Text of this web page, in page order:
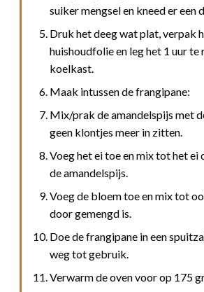
suiker mengsel en kneed er een
Druk het deeg wat plat, verpak
huishoudfolie en leg het 1 uur te
koelkast.
Maak intussen de frangipane:
Mix/prak de amandelspijs met
geen klontjes meer in zitten.
Voeg het ei toe en mix tot het ei
de amandelspijs.
Voeg de bloem toe en mix tot
door gemengd is.
Doe de frangipane in een
weg tot gebruik.
Verwarm de oven voor op 175